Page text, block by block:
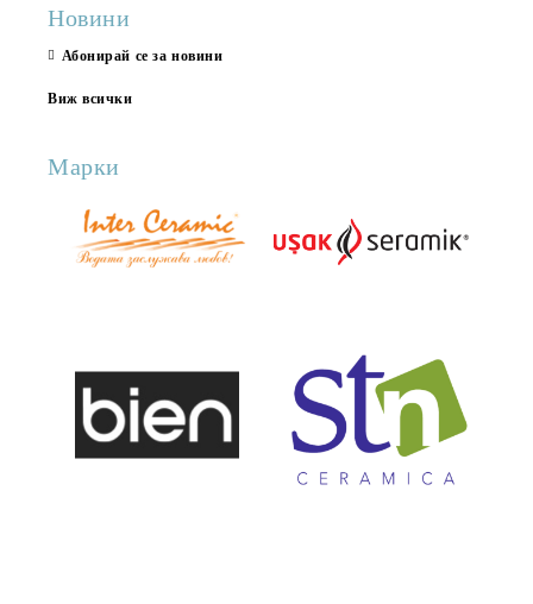
Новини
Абонирай се за новини
Виж всички
Марки